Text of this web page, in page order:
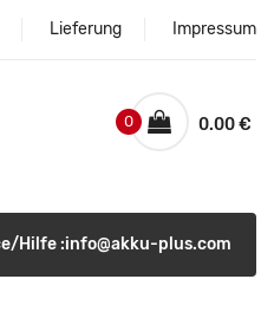
Lieferung Impressum
0.00 €
0
Hilfe :info@akku-plus.com